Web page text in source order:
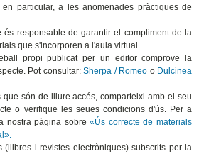
particular, a les anomenades pràctiques de
és responsable de garantir el compliment de la
que s'incorporen a l'aula virtual.
propi publicat per un editor comprove la
Pot consultar:Sherpa / Romeo o Dulcinea
són de lliure accés, comparteixi amb el seu
o verifique les seues condicions d'ús. Per a
nostra pàgina sobre«Ús correcte de materials
(llibres i revistes electròniques) subscrits per la